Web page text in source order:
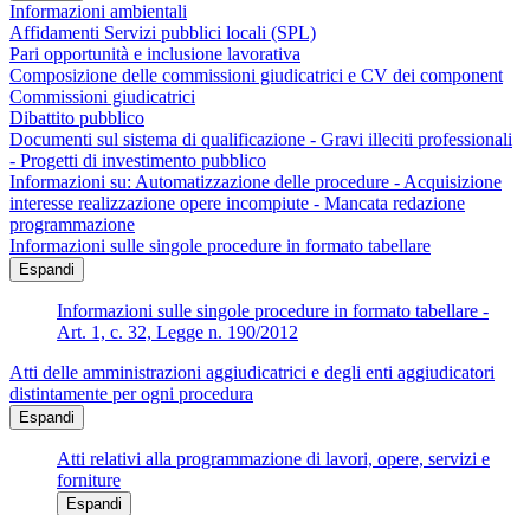
Informazioni ambientali
Affidamenti Servizi pubblici locali (SPL)
Pari opportunità e inclusione lavorativa
Composizione delle commissioni giudicatrici e CV dei component
Commissioni giudicatrici
Dibattito pubblico
Documenti sul sistema di qualificazione - Gravi illeciti professionali
- Progetti di investimento pubblico
Informazioni su: Automatizzazione delle procedure - Acquisizione
interesse realizzazione opere incompiute - Mancata redazione
programmazione
Informazioni sulle singole procedure in formato tabellare
Espandi
Informazioni sulle singole procedure in formato tabellare -
Art. 1, c. 32, Legge n. 190/2012
Atti delle amministrazioni aggiudicatrici e degli enti aggiudicatori
distintamente per ogni procedura
Espandi
Atti relativi alla programmazione di lavori, opere, servizi e
forniture
Espandi